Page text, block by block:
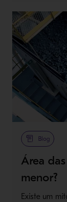
Blog
Área
menor?
Existe um